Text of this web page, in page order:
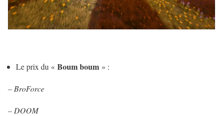
Le prix du « Boum boum » :
– BroForce
– DOOM